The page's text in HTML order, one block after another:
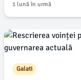
1 lună în urmă
Galati